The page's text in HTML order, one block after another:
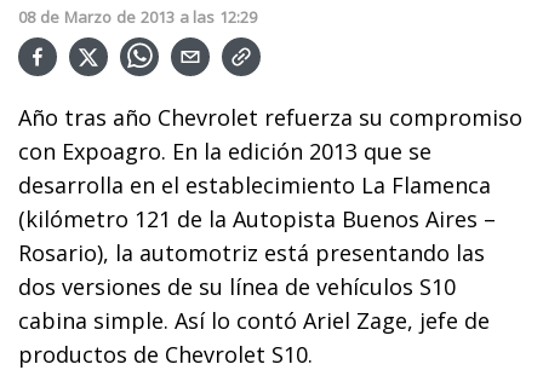
08 de Marzo de 2013 a las 12:29
Año tras año Chevrolet refuerza su compromiso
con Expoagro. En la edición 2013 que se
desarrolla en el establecimiento La Flamenca
(kilómetro 121 de la Autopista Buenos Aires –
Rosario), la automotriz está presentando las
dos versiones de su línea de vehículos S10
cabina simple. Así lo contó Ariel Zage, jefe de
productos de Chevrolet S10.